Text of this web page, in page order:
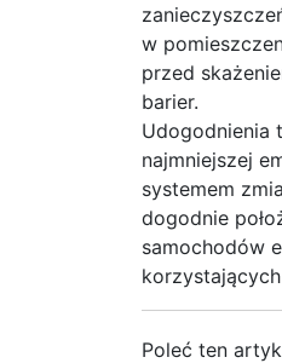
w
przed
barier.
Udogodnienia
najmniejszej
systemem
dogodnie
samochodów
Poleć ten